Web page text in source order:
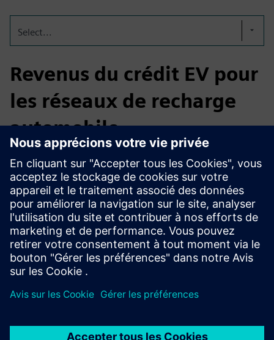
Select...
Revenus du crédit EV pour
les réseaux de recharge
automobile
FuSE automatise l'inscription, la génération de crédits et la
monétisation des chargeurs de VE dans les agences de
location de voitures et les grands réseaux de
concessionnaires, garantissant ainsi les revenus de la
recharge tout en maintenant la conformité dans tous les
programmes nord-américains de normes sur les carburants
propres.